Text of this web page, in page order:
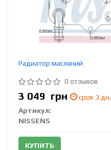
Радиатор масляний
0 отзывов
3 049 грн
срок 3 дн.
Артикул:
NISSENS
КУПИТЬ